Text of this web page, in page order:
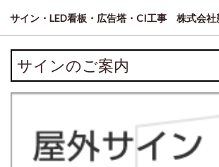
サイン・LED看板・広告塔・CI工事 株式会社
サインのご案内